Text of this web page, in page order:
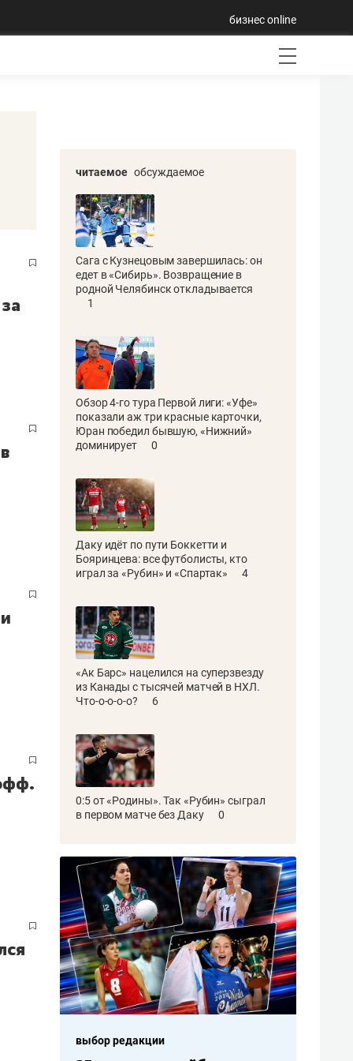
бизнес online
читаемое обсуждаемое
Сага с Кузнецовым завершилась: он
едет в «Сибирь». Возвращение в
родной Челябинск откладывается
1
Обзор 4-го тура Первой лиги: «Уфе»
показали аж три красные карточки,
Юран победил бывшую, «Нижний»
доминирует
0
Даку идёт по пути Боккетти и
Бояринцева: все футболисты, кто
играл за «Рубин» и «Спартак»
4
«Ак Барс» нацелился на суперзвезду
из Канады с тысячей матчей в НХЛ.
Что-о-о-о-о?
6
0:5 от «Родины». Так «Рубин» сыграл
в первом матче без Даку
0
выбор редакции